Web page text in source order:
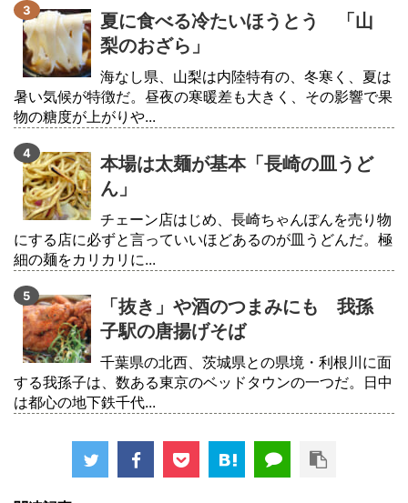
夏に食べる冷たいほうとう 「山
梨のおざら」
海なし県、山梨は内陸特有の、冬寒く、夏は
暑い気候が特徴だ。昼夜の寒暖差も大きく、その影響で果
物の糖度が上がりや...
本場は太麺が基本「長崎の皿うど
ん」
チェーン店はじめ、長崎ちゃんぽんを売り物
にする店に必ずと言っていいほどあるのが皿うどんだ。極
細の麺をカリカリに...
「抜き」や酒のつまみにも 我孫
子駅の唐揚げそば
千葉県の北西、茨城県との県境・利根川に面
する我孫子は、数ある東京のベッドタウンの一つだ。日中
は都心の地下鉄千代...